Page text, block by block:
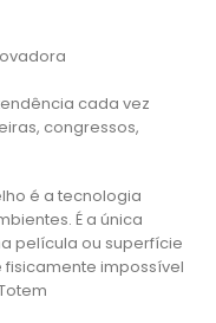
cada vez
congressos,
é a tecnologia
É a única
película ou superfície
impossível